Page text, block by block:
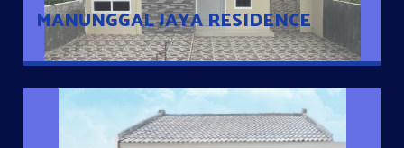
MANUNGGAL JAYA RESIDENCE